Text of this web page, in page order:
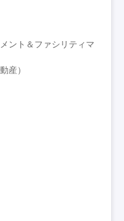
ント＆ファシリティマ
産）